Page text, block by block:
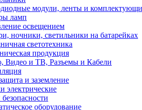
модули, ленты и
ламп
освещением
ночники, светильники на батарейках
светотехника
продукция
Видео и ТВ, Разъемы и Кабели
и заземление
электрические
оборудование